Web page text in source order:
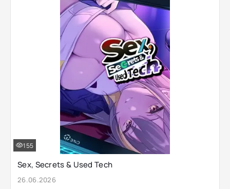
Sex, Secrets & Used Tech
26.06.2026
155